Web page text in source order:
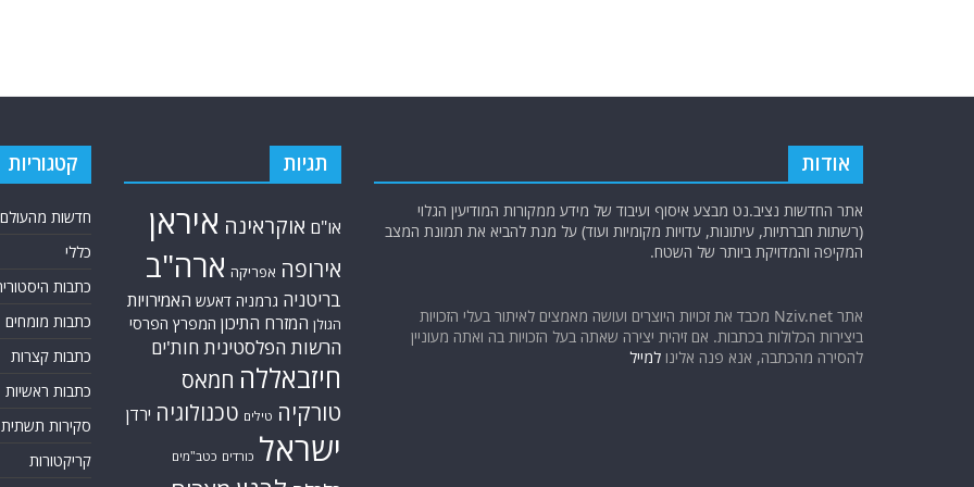
אודות
אתר החדשות נציב.נט מבצע איסוף ועיבוד של מידע ממקורות המודיעין הגלוי
(רשתות חברתיות, עיתונות, עדויות מקומיות ועוד) על מנת להביא את תמונת המצב
המקיפה והמדויקת ביותר של השטח.
אתר Nziv.net מכבד את זכויות היוצרים ועושה מאמצים לאיתור בעלי הזכויות
ביצירות הכלולות בכתבות. אם זיהית יצירה שאתה בעל הזכויות בה ואתה מעוניין
להסירה מהכתבה, אנא פנה אלינו למייל
תגיות
או"ם אוקראינה איראן
אירופה אפריקה ארה"ב
בריטניה גרמניה דאעש האמירויות
הגולן המזרח התיכון המפרץ הפרסי
הרשות הפלסטינית חות'ים
חיזבאללה חמאס
טורקיה טילים טכנולוגיה ירדן
ישראל כורדים כטב"מים
קטגוריות
חדשות מהעולם
כללי
כתבות
כתבות מומחים
כתבות קצרות
כתבות ראשיות
סקירות תשתית
קריקטורות